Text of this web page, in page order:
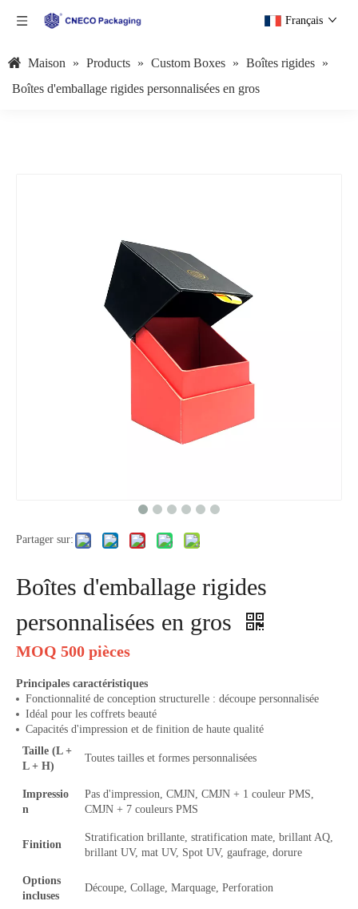
Français
Maison » Products » Custom Boxes » Boîtes rigides »
Boîtes d'emballage rigides personnalisées en gros
Partager sur:
Boîtes d'emballage rigides
personnalisées en gros
MOQ 500 pièces
Principales caractéristiques
Fonctionnalité de conception structurelle : découpe personnalisée
Idéal pour les coffrets beauté
Capacités d'impression et de finition de haute qualité
Taille (L +
L + H)
Toutes tailles et formes personnalisées
Impressio
n
Pas d'impression, CMJN, CMJN + 1 couleur PMS,
CMJN + 7 couleurs PMS
Finition
Stratification brillante, stratification mate, brillant AQ,
brillant UV, mat UV, Spot UV, gaufrage, dorure
Options
incluses
Découpe, Collage, Marquage, Perforation